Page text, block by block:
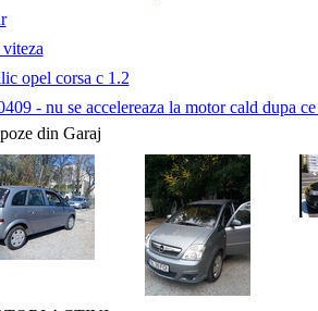
opel corsa c 1.2
- nu se accelereaza la motor cald dupa
din Garaj